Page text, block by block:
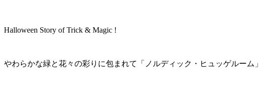
Halloween Story of Trick & Magic !
やわらかな緑と花々の彩りに包まれて「ノルディック・ヒュッゲルーム」